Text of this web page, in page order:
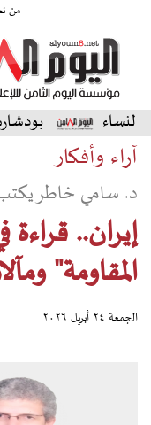
من
بودشارت يقود آلاف
آراء وأفكار
د. سامي خاطر يكتب
إيران..
المقاومة"
الجمعة ٢٤ أبريل ٢٠٢٦